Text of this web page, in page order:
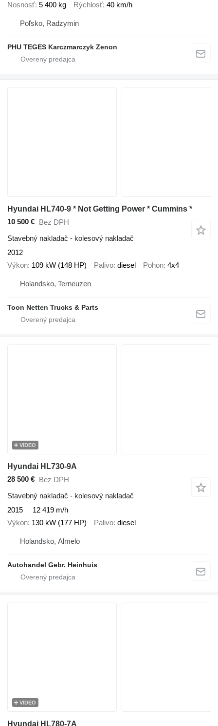
Nosnosť 5 400 kg Rýchlosť 40 km/h
Poľsko, Radzymin
PHU TEGES Karczmarczyk Zenon
Hyundai HL740-9 * Not Getting Power * Cummins *
10 500 € Bez DPH
Stavebný nakladač - kolesový nakladač
2012
Výkon 109 kW (148 HP) Palivo diesel Pohon 4x4
Holandsko, Terneuzen
Toon Netten Trucks & Parts
VIDEO
Hyundai HL730-9A
28 500 €
Bez DPH
Stavebný nakladač - kolesový nakladač
2015
12 419 m/h
Výkon 130 kW (177 HP) Palivo diesel
Holandsko, Almelo
Autohandel Gebr. Heinhuis
VIDEO
Hyundai HL780-7A